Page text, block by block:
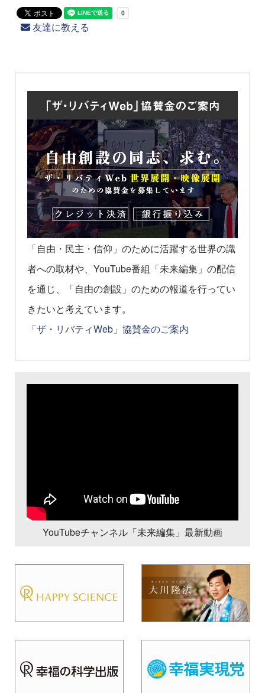
友達に教える
「自由・民主・信仰」のために活躍する世界の識
者への取材や、YouTube番組「未来編集」の配信
を通じ、「自由の創設」のための報道を行ってい
きたいと考えています。
「ザ・リバティWeb」協賛金のご案内
YouTubeチャンネル「未来編集」最新動画